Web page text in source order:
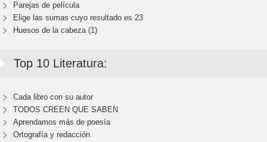
Parejas de película
Elige las sumas cuyo resultado es 23
Huesos de la cabeza (1)
Top 10 Literatura:
Cada libro con su autor
TODOS CREEN QUE SABEN
Aprendamos más de poesía
Ortografía y redacción